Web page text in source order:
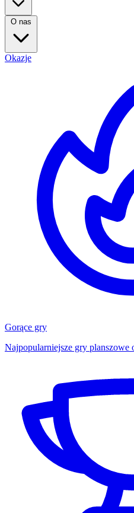
O nas
Okazje
Gorące gry
Najpopularniejsze gry planszowe